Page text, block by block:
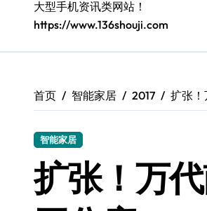
Galaxy S25美颜秘
Galaxy C55 5G潮
Galaxy Z Flip6：折
S25 Ultra颜值封
大型手机资讯类网站！
https://www.136shouji.com
首页 智能家居 2017 扩张！
智能家居
扩张！万